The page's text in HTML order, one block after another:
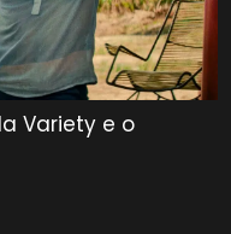
Variety e o